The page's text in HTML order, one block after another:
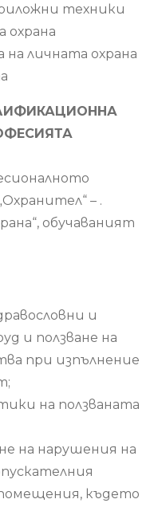
техники
охрана
личната охрана
– .
обучаваният
и
и ползване на
при изпълнение
на ползваната
на нарушения на
където